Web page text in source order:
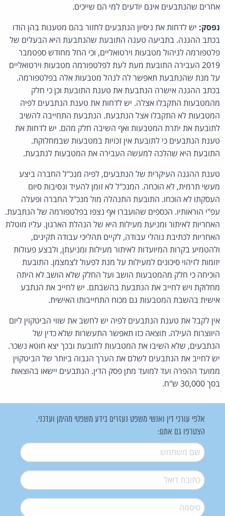
אחרים שהנתבעים אינם יודעים למי הם שייכים.
נפסק: יש לדחות את ניסיון הנתבעים לחזור בהם מטענות בהן הודו
בכתב ההגנה. בתביעה טענה התובעת שהנתבעת היא הבעלים של
פלטפורמה לניהול מטבעות וירטואליים, וכי החל מחודש ספטמבר
2019 העבירה התובעת מעת לעת לפלטפורמה מטבעות וירטואליים
על מנת שהנתבעת תאפשר לה לנהל מטבעות אלה בפלטפורמה.
בכתב ההגנה אישרה הנתבעת את טענת התובעת וכן כי חלק
מהמטבעות התקבלו אצלה. יש לדחות את טענת הנתבעים לפיה
המטבעות לא התקבלו אצל הנתבעת. הנתבעת התחייבה להשיב
לתובעת את יתרת המטבעות ואף השיבה חלק מהם. יש לדחות את
טענת הנתבעים כי לתובעת אין זכויות במטבעות שבמחלוקת.
התובעת היא שהלכה למעשה העבירה את המטבעות לנתבעת.
טענת ההגנה העיקרית של הנתבעים, לפיה מנכ"ל החברה ביצע
מעשי תרמית, לא הוכחה. המנכ"ל לא זומן להעיד ונסיבות סיום
העסקתו לא הוכחו. התובעת התנהלה מול מנכ"ל החברה ופעלה
עפ"י הוראותיו. הכספים שהועברו אף נצפו בפלטפורמה של הנתבעת.
האחריות לאיתור ומניעת מעילות היא של הנהלת הארגון. עליו מוטלת
האחריות לכתיבת נוהלי עבודה, לקיים תהליכי עבודה תקינים,
ולהטמיע בקרות המיועדות לאיתור מעילות ומניעתן, ולבצע פעולות
יזומות לזיהוי סיכונים למעילות על מנת לפעול לצמצמן. התובעת
הוכיחה כי חלק מהמטבעות הושב ועל החלק שלא הושב לא היתה
מחלוקת ויש לחייב את הנתבעת בהשבתם. יש לחייב את הנתבע
אישית בהשבת המטבעות גם מכוח התחייבותו האישית.
אין לקבל את טענת הנתבעים לפיה יש לחשב את שווי הביטקוין ליום
היווצרות העילה. תוצאה כזו תאפשר התעשרות שלא כדין של
הנתבעים, שלא השיבו את המטבעות לתובעת ובכך יצא חוטא נשכר.
יש לחייב את הנתבעים לשלם את הערך הגבוה ביותר של הביטקוין
ממועד ההפרה ועד למועד מתן פסק הדין. הנתבעים יישאו בהוצאות
בסך 30,000 ש"ח.
אלפי עורכי דין ואנשי משפט נעזרים בידע משפטי מהימן ועדכני.
הצטרפו גם אתם:
שם משתמש*
דואל*
סיסמה*